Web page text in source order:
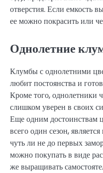
отверстия. Если емкость
ее можно покрасить или
Однолетние
Клумбы с однолетними
любит постоянства и
Кроме того, однолетники
слишком уверен в своих
Еще одним достоинствам
всего один сезон,
чуть ли не до первых
можно покупать в виде
же выращивать